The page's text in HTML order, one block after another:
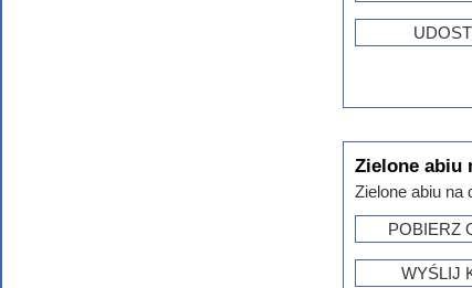
Zielone abiu
Zielone abiu na
POBIERZ
WYŚLIJ